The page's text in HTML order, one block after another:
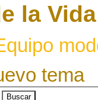
la Vida
tema